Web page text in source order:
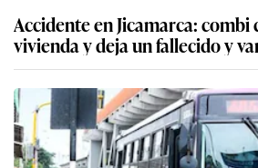
Accidente en Jicamarca: combi
vivienda y deja un fallecido y